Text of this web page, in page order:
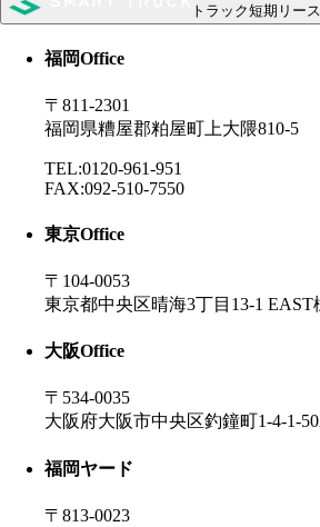
トラック短期リース
福岡Office
〒811-2301
福岡県糟屋郡粕屋町上大隈810-5
TEL:0120-961-951
FAX:092-510-7550
東京Office
〒104-0053
東京都中央区晴海3丁目13-1 EAST
大阪Office
〒534-0035
大阪府大阪市中央区釣鐘町1-4-1-
福岡ヤード
〒813-0023